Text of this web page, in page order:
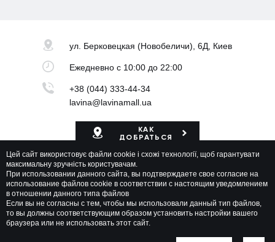
ул. Берковецкая (Новобеличи), 6Д, Киев
Ежедневнос 10:00 до 22:00
+38 (044) 333-44-34
lavina@lavinamall.ua
КАК
ДОБРАТЬСЯ
Карта ТРЦ
Lavina Mall © 2026 Все права защищены
Цей сайт використовує файли cookie і схожі технології, щоб гарантувати
максимальну зручність користувачам.
При использовании данного сайта, вы подтверждаете свое согласие на
использование файлов cookie в соответствии с настоящим уведомлением
в отношении данного типа файлов
Если вы не согласны с тем, чтобы мы использовали данный тип файлов,
то вы должны соответствующим образом установить настройки вашего
браузера или не использовать этот сайт.